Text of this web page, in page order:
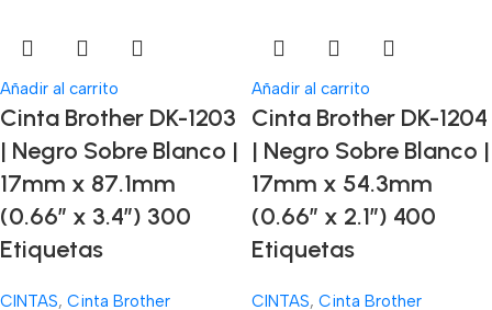
Añadir al carrito
Cinta Brother DK-1203
| Negro Sobre Blanco |
17mm x 87.1mm
(0.66″ x 3.4″) 300
Etiquetas
CINTAS, Cinta Brother
Añadir al carrito
Cinta Brother DK-1204
| Negro Sobre Blanco |
17mm x 54.3mm
(0.66″ x 2.1″) 400
Etiquetas
CINTAS, Cinta Brother